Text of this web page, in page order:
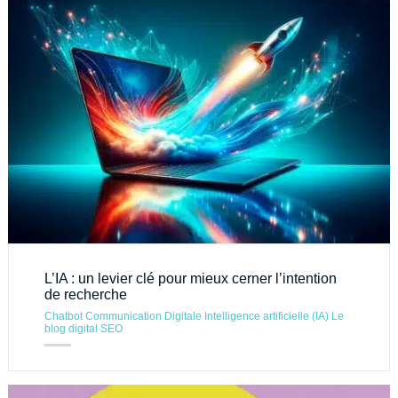
L’IA : un levier clé pour mieux cerner l’intention
de recherche
Chatbot Communication Digitale Intelligence artificielle (IA) Le
blog digital SEO